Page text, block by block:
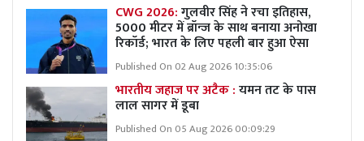
CWG 2026:गुलवीर सिंह ने रचा इतिहास,
5000 मीटर में ब्रॉन्ज के साथ बनाया अनोखा
रिकॉर्ड; भारत के लिए पहली बार हुआ ऐसा
Published On 02 Aug 2026 10:35:06
भारतीय जहाज पर अटैक :यमन तट के पास
लाल सागर में डूबा
Published On 05 Aug 2026 00:09:29